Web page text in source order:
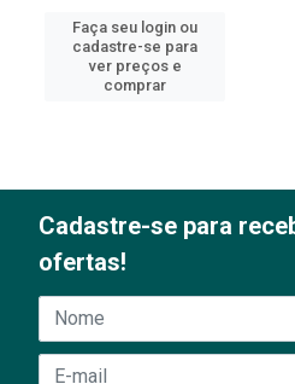
Faça seu login ou
cadastre-se para
ver preços e
comprar
Cadastre-se para
ofertas!